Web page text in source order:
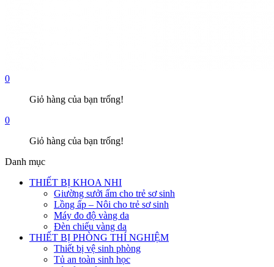
0
Giỏ hàng của bạn trống!
0
Giỏ hàng của bạn trống!
Danh mục
THIẾT BỊ KHOA NHI
Giường sưởi ấm cho trẻ sơ sinh
Lồng ấp – Nôi cho trẻ sơ sinh
Máy đo độ vàng da
Đèn chiếu vàng da
THIẾT BỊ PHÒNG THÍ NGHIỆM
Thiết bị vệ sinh phòng
Tủ an toàn sinh học